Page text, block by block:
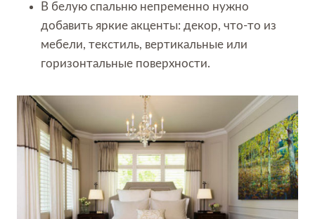
В белую спальню непременно нужно
добавить яркие акценты: декор, что-то из
мебели, текстиль, вертикальные или
горизонтальные поверхности.